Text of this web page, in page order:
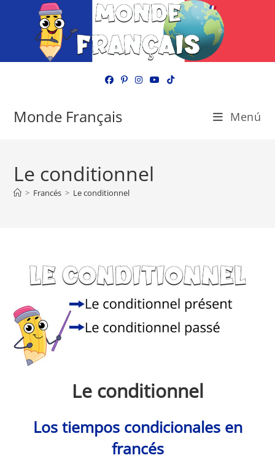
Monde Français Menú
Le conditionnel
> Francés > Le conditionnel
Le conditionnel
Los tiempos condicionales en
francés